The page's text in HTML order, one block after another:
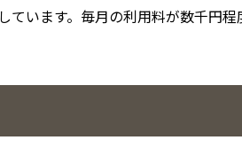
います。毎月の利用料が数千円